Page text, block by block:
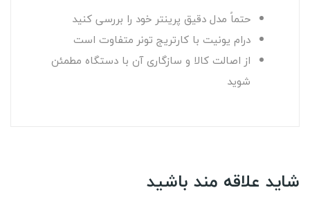
حتماً مدل دقیق پرینتر خود را بررسی کنید
درام یونیت با کارتریج تونر متفاوت است
از اصالت کالا و سازگاری آن با دستگاه مطمئن
شوید
شاید علاقه مند باشید